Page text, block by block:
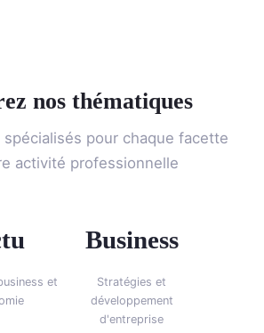
nos thématiques
pour chaque facette
activité professionnelle
et
Business
Stratégies et
développement
d'entreprise